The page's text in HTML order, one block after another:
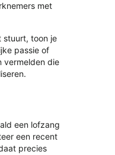
met
stuurt, toon je
passie of
vermelden die
een lofzang
een recent
precies